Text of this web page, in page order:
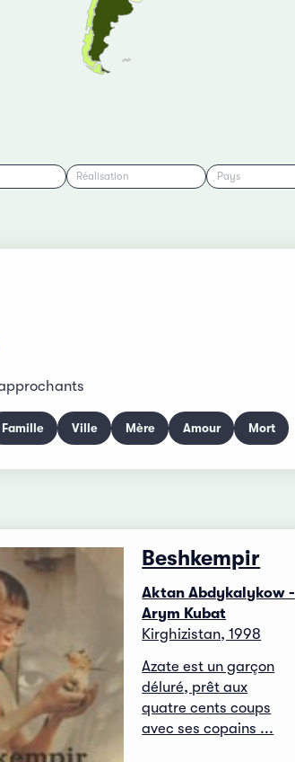
Réalisation Pays
Famille Ville Mère Amour Mort
Beshkempir
Aktan Abdykalykow -
Arym Kubat
Kirghizistan, 1998
Azate est un garçon
déluré, prêt aux
quatre cents coups
avec ses copains ...